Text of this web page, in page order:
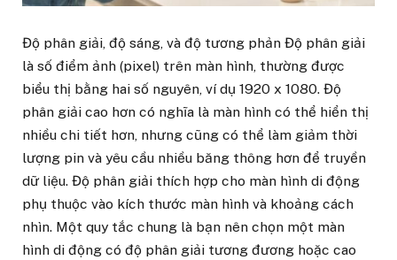
Độ phân giải, độ sáng, và độ tương phản Độ phân giải
là số điểm ảnh (pixel) trên màn hình, thường được
biểu thị bằng hai số nguyên, ví dụ 1920 x 1080. Độ
phân giải cao hơn có nghĩa là màn hình có thể hiển thị
nhiều chi tiết hơn, nhưng cũng có thể làm giảm thời
lượng pin và yêu cầu nhiều băng thông hơn để truyền
dữ liệu. Độ phân giải thích hợp cho màn hình di động
phụ thuộc vào kích thước màn hình và khoảng cách
nhìn. Một quy tắc chung là bạn nên chọn một màn
hình di động có độ phân giải tương đương hoặc cao